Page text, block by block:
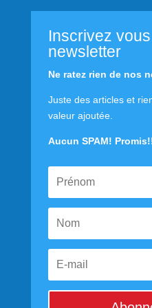
Inscrivez
newsletter
Ne ratez rien de nos
Juste des articles et
valeur ajoutée.
Aucun SPAM!